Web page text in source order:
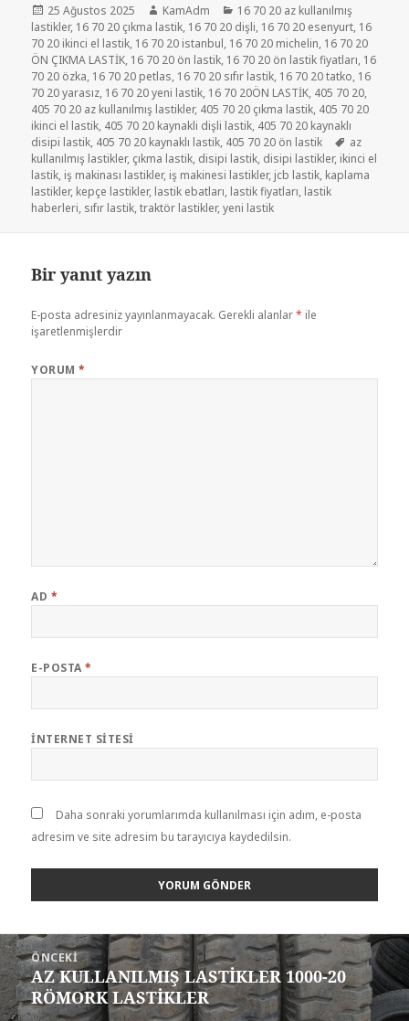
Yayın
tarihi
25 Ağustos 2025 Yazar
KamAdm Kategoriler
16 70 20 az kullanılmış
lastikler, 16 70 20 çıkma lastik, 16 70 20 dişli, 16 70 20 esenyurt, 16
70 20 ikinci el lastik, 16 70 20 istanbul, 16 70 20 michelin, 16 70 20
ÖN ÇIKMA LASTİK, 16 70 20 ön lastik, 16 70 20 ön lastik fiyatları, 16
70 20 özka, 16 70 20 petlas, 16 70 20 sıfır lastik, 16 70 20 tatko, 16
70 20 yarasız, 16 70 20 yeni lastik, 16 70 20ÖN LASTİK, 405 70 20,
405 70 20 az kullanılmış lastikler, 405 70 20 çıkma lastik, 405 70 20
ikinci el lastik, 405 70 20 kaynakli dişli lastik, 405 70 20 kaynaklı
disipi lastik, 405 70 20 kaynaklı lastik, 405 70 20 ön lastik Etiketler
az
kullanılmış lastikler, çıkma lastik, disipi lastik, disipi lastikler, ikinci el
lastik, iş makinası lastikler, iş makinesi lastikler, jcb lastik, kaplama
lastikler, kepçe lastikler, lastik ebatları, lastik fiyatları, lastik
haberleri, sıfır lastik,traktör lastikler,yeni lastik
Bir yanıt yazın
E-posta adresiniz yayınlanmayacak. Gerekli alanlar* ile
işaretlenmişlerdir
YORUM*
AD *
E-POSTA*
İNTERNET SITESI
Daha sonraki yorumlarımda kullanılması için adım, e-posta
adresim ve site adresim bu tarayıcıya kaydedilsin.
Yazı
gezinmesi
ÖNCEKI
Önceki
yazı:
AZ KULLANILMIŞ LASTİKLER 1000-20
RÖMORK LASTİKLER